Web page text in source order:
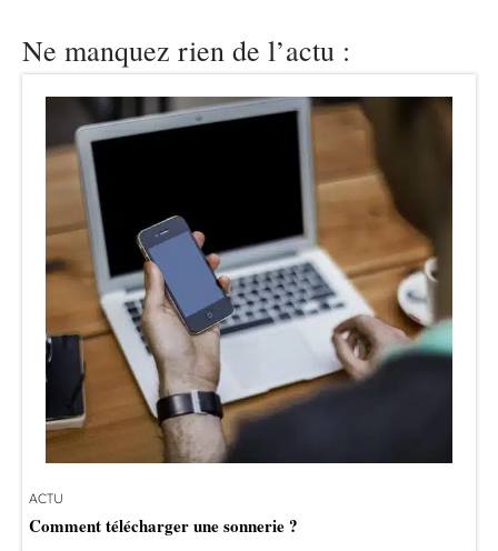
Ne manquez rien de l’actu :
ACTU
Comment télécharger une sonnerie ?